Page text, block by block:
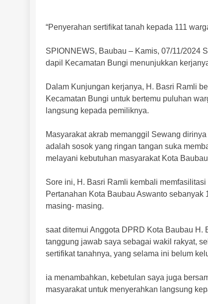
“Penyerahan sertifikat tanah kepada 111
SPIONNEWS, Baubau – Kamis, 07/11/2024
dapil Kecamatan Bungi menunjukkan
Dalam Kunjungan kerjanya, H. Basri Ramli
Kecamatan Bungi untuk bertemu puluhan
langsung kepada pemiliknya.
Masyarakat akrab memanggil Sewang
adalah sosok yang ringan tangan suka
melayani kebutuhan masyarakat Kota
Sore ini, H. Basri Ramli kembali
Pertanahan Kota Baubau Aswanto
masing- masing.
saat ditemui Anggota DPRD Kota Baubau H.
tanggung jawab saya sebagai wakil rakyat,
sertifikat tanahnya, yang selama ini belum
ia menambahkan, kebetulan saya juga
masyarakat untuk menyerahkan langsung